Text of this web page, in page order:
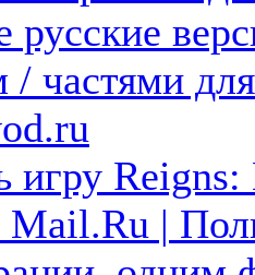
/ частями
игру
Mail.Ru |